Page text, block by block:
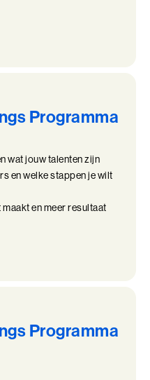
Programma
wat jouw talenten zijn
en welke stappen je wilt
en meer resultaat
Programma